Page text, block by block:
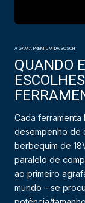
A GAMA PREMIUM DA BOSCH
QUANDO
Cada ferramenta
desempenho de
berbequim de
paralelo de
ao primeiro
mundo – se